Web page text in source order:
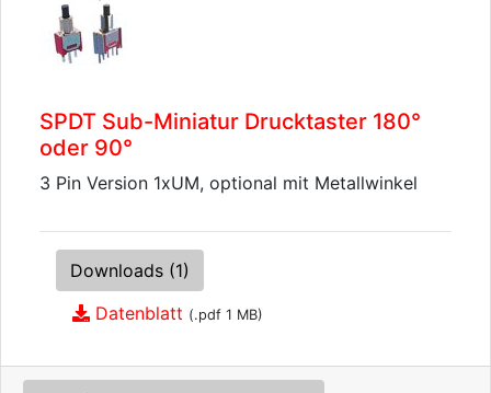
SPDT Sub-Miniatur Drucktaster 180°
oder 90°
3 Pin Version 1xUM, optional mit Metallwinkel
Downloads (1)
Datenblatt (.pdf 1 MB)